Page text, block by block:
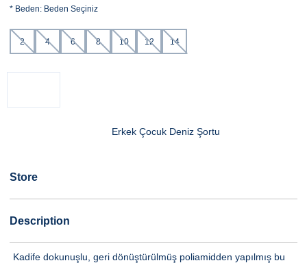
* Beden: Beden Seçiniz
2 4 6 8 10 12 14
Erkek Çocuk Deniz Şortu
Store
Description
Kadife dokunuşlu, geri dönüştürülmüş poliamidden yapılmış bu